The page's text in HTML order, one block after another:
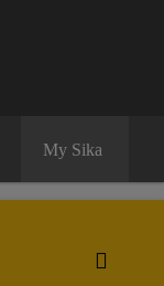
My Sika